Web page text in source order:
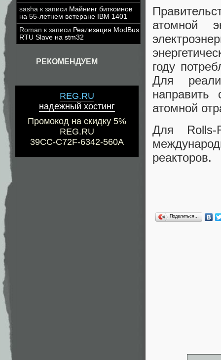
sasha к записи Майнинг биткоинов
на 55-летнем ветеране IBM 1401
Roman к записи Реализация ModBus
RTU Slave на stm32
РЕКОМЕНДУЕМ
REG.RU
надежный хостинг
Промокод на скидку 5%
REG.RU
39CC-C72F-6342-560A
атомной
году
Для
направить
атомной
Для Rolls-
реакторов.
Поделиться…